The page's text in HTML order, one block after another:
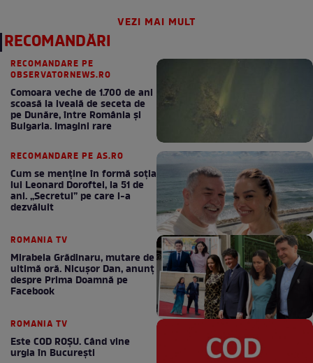
VEZI MAI MULT
RECOMANDĂRI
RECOMANDARE PE
OBSERVATORNEWS.RO
Comoara veche de 1.700 de ani
scoasă la iveală de seceta de
pe Dunăre, între România şi
Bulgaria. Imagini rare
RECOMANDARE PE AS.RO
Cum se menţine în formă soţia
lui Leonard Doroftei, la 51 de
ani. „Secretul” pe care l-a
dezvăluit
ROMANIA TV
Mirabela Grădinaru, mutare de
ultimă oră. Nicuşor Dan, anunţ
despre Prima Doamnă pe
Facebook
ROMANIA TV
Este COD ROŞU. Când vine
urgia în Bucureşti